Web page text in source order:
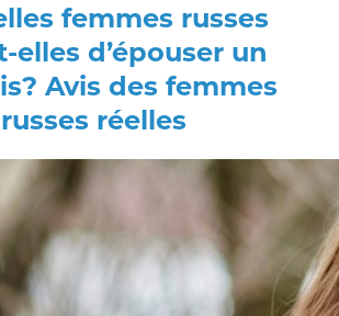
femmes russes
elles d’épouser un
Avis des femmes
russes réelles